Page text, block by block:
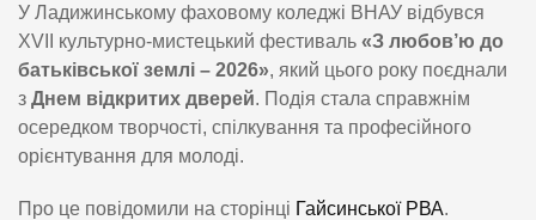
У Ладижинському фаховому коледжі ВНАУ відбувся
ХVІІ культурно-мистецький фестиваль «З любов’ю до
батьківської землі – 2026», який цього року поєднали
з Днем відкритих дверей. Подія стала справжнім
осередком творчості, спілкування та професійного
орієнтування для молоді.
Про це повідомили на сторінці Гайсинської РВА.